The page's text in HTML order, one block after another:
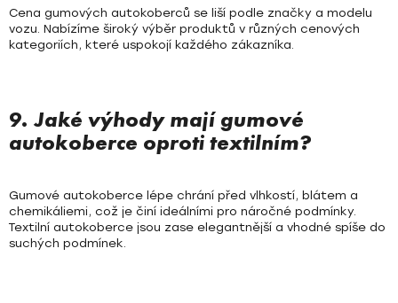
Cena gumových autokoberců se liší podle značky a modelu
vozu. Nabízíme široký výběr produktů v různých cenových
kategoriích, které uspokojí každého zákazníka.
9. Jaké výhody mají gumové
autokoberce oproti textilním?
Gumové autokoberce lépe chrání před vlhkostí, blátem a
chemikáliemi, což je činí ideálními pro náročné podmínky.
Textilní autokoberce jsou zase elegantnější a vhodné spíše do
suchých podmínek.